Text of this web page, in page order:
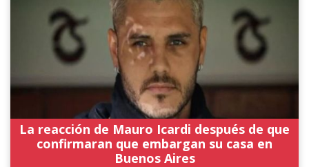
La reacción de Mauro Icardi después de que
confirmaran que embargan su casa en
Buenos Aires